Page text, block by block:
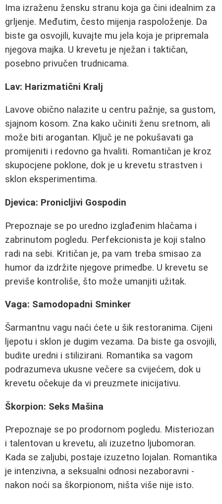
Ima izraženu žensku stranu koja ga čini idealnim za
grljenje. Međutim, često mijenja raspoloženje. Da
biste ga osvojili, kuvajte mu jela koja je pripremala
njegova majka. U krevetu je nježan i taktičan,
posebno privučen trudnicama.
Lav: Harizmatični Kralj
Lavove obično nalazite u centru pažnje, sa gustom,
sjajnom kosom. Zna kako učiniti ženu sretnom, ali
može biti arogantan. Ključ je ne pokušavati ga
promijeniti i redovno ga hvaliti. Romantičan je kroz
skupocjene poklone, dok je u krevetu strastven i
sklon eksperimentima.
Djevica: Pronicljivi Gospodin
Prepoznaje se po uredno izglađenim hlačama i
zabrinutom pogledu. Perfekcionista je koji stalno
radi na sebi. Kritičan je, pa vam treba smisao za
humor da izdržite njegove primedbe. U krevetu se
previše kontroliše, što može umanjiti užitak.
Vaga: Samodopadni Sminker
Šarmantnu vagu naći ćete u šik restoranima. Cijeni
ljepotu i sklon je dugim vezama. Da biste ga osvojili,
budite uredni i stilizirani. Romantika sa vagom
podrazumeva ukusne večere sa cvijećem, dok u
krevetu očekuje da vi preuzmete inicijativu.
Škorpion: Seks Mašina
Prepoznaje se po prodornom pogledu. Misteriozan
i talentovan u krevetu, ali izuzetno ljubomoran.
Kada se zaljubi, postaje izuzetno lojalan. Romantika
je intenzivna, a seksualni odnosi nezaboravni -
nakon noći sa škorpionom, ništa više nije isto.